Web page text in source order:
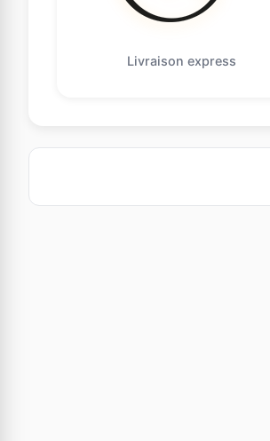
Livraison express